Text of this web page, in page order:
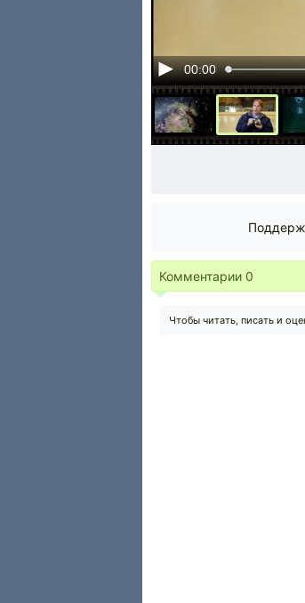
00:00
Комментарии 0
Чтобы читать, писать и